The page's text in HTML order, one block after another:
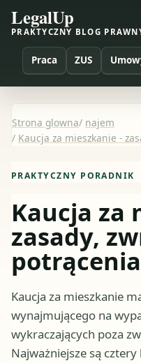
LegalUp
PRAKTYCZNY BLOG
Praca ZUS
Strona glowna/ najem
/ Kaucja za mieszkanie -
PRAKTYCZNY PORADNIK
Kaucja za
zasady,
potrącenia
Kaucja za mieszkanie
wynajmującego na
wykraczających poza
Najważniejsze są